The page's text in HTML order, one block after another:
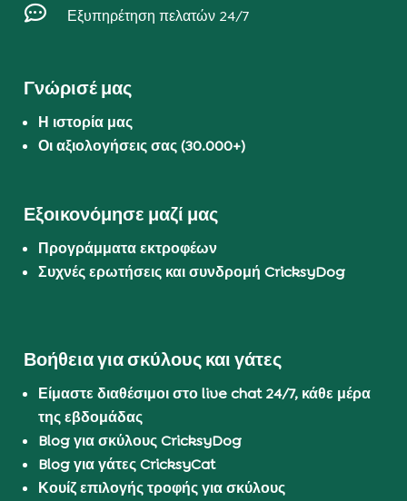
 Εξυπηρέτηση πελατών 24/7
Γνώρισέ μας
Η ιστορία μας
Οι αξιολογήσεις σας (30.000+)
Εξοικονόμησε μαζί μας
Προγράμματα εκτροφέων
Συχνές ερωτήσεις και συνδρομή CricksyDog
Βοήθεια για σκύλους και γάτες
Είμαστε διαθέσιμοι στο live chat 24/7, κάθε μέρα
της εβδομάδας
Blog για σκύλους CricksyDog
Blog για γάτες CricksyCat
Κουίζ επιλογής τροφής για σκύλους